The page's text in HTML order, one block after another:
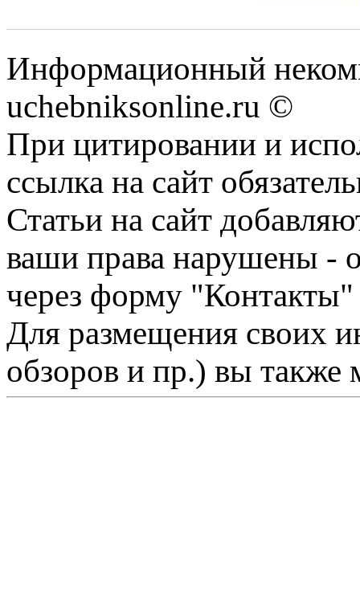
Информационный
uchebniksonline.ru ©
При цитировании и
ссылка на сайт
Статьи на сайт
ваши права нарушены -
через форму "Контакты"
Для размещения своих
обзоров и пр.) вы также